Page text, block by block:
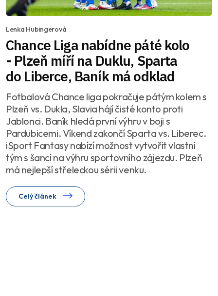
Lenka Hubingerová
Chance Liga nabídne páté kolo
- Plzeň míří na Duklu, Sparta
do Liberce, Baník má odklad
Fotbalová Chance liga pokračuje pátým kolem s
Plzeň vs. Dukla, Slavia hájí čisté konto proti
Jablonci. Baník hledá první výhru v boji s
Pardubicemi. Víkend zakončí Sparta vs. Liberec.
iSport Fantasy nabízí možnost vytvořit vlastní
tým s šancí na výhru sportovního zájezdu. Plzeň
má nejlepší střeleckou sérii venku.
Celý článek